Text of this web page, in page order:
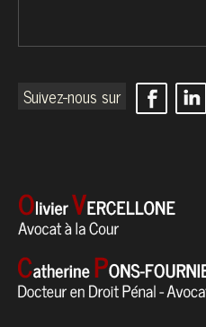
Suivez-nous sur